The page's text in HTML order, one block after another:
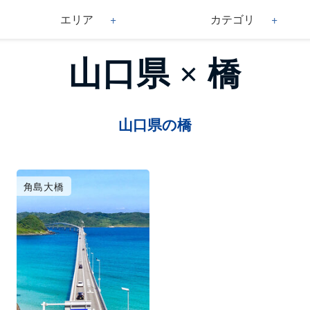
エリア カテゴリ
山口県 × 橋
山口県の橋
角島大橋